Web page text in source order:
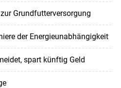
Grundfutterversorgung
der Energieunabhängigkeit
spart künftig Geld